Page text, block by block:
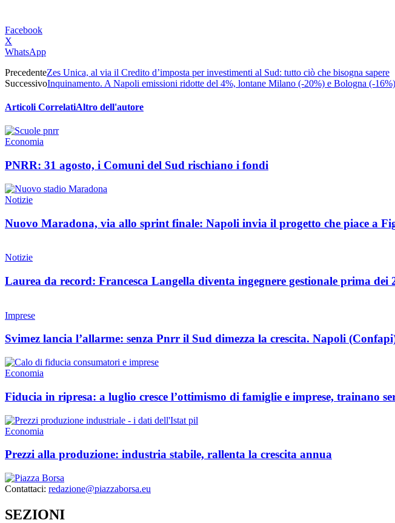
Facebook
X
WhatsApp
PrecedenteZes Unica, al via il Credito d’imposta per investimenti al Sud: tutto ciò che bisogna sapere
SuccessivoInquinamento. A Napoli emissioni ridotte del 4%, lontane Milano (-20%) e Bologna (-
Articoli CorrelatiAltro dell'autore
Economia
PNRR: 31 agosto, i Comuni del Sud rischiano i fondi
Notizie
Nuovo Maradona, via allo sprint finale: Napoli invia il progetto che piace a
Notizie
Laurea da record: Francesca Langella diventa ingegnere gestionale prima dei
Imprese
Svimez lancia l’allarme: senza Pnrr il Sud dimezza la crescita. Napoli
Economia
Fiducia in ripresa: a luglio cresce l’ottimismo di famiglie e imprese, trainano
Economia
Prezzi alla produzione: industria stabile, rallenta la crescita annua
Contattaci: redazione@piazzaborsa.eu
SEZIONI